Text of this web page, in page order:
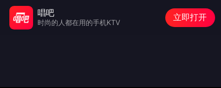
唱吧
时尚的人都在用的手机KTV
立即打开